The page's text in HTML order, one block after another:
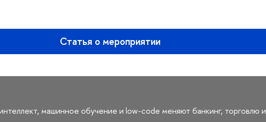
Статья о мероприятии
машинное обучение и low-code меняют банкинг, торговлю и